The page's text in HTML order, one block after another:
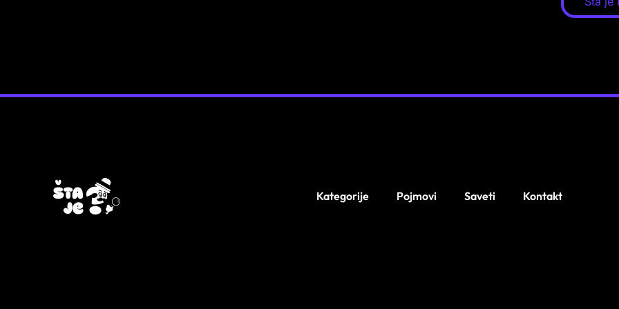
Kategorije Pojmovi Saveti Kontakt